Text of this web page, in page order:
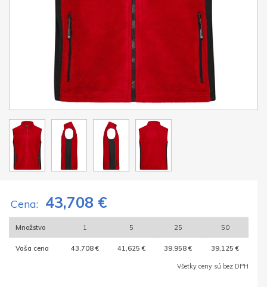
Cena: 43,708 €
Množstvo 1 5 25 50
Vaša cena 43,708 € 41,625 € 39,958 € 39,125 €
Všetky ceny sú bez DPH